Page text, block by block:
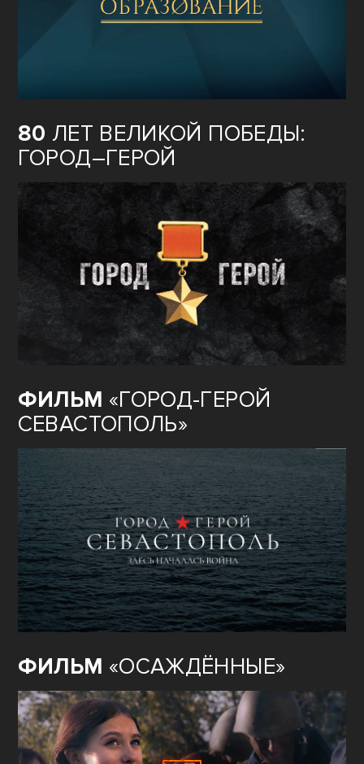
80 ЛЕТ ВЕЛИКОЙ ПОБЕДЫ:
ГОРОД–ГЕРОЙ
ФИЛЬМ «ГОРОД-ГЕРОЙ
СЕВАСТОПОЛЬ»
ФИЛЬМ «ОСАЖДЁННЫЕ»